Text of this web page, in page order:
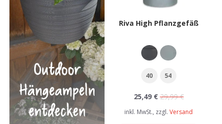
Riva High Pflanzgefäß
40 54
25,49 € 29,99 €
inkl. MwSt., zzgl.Versand